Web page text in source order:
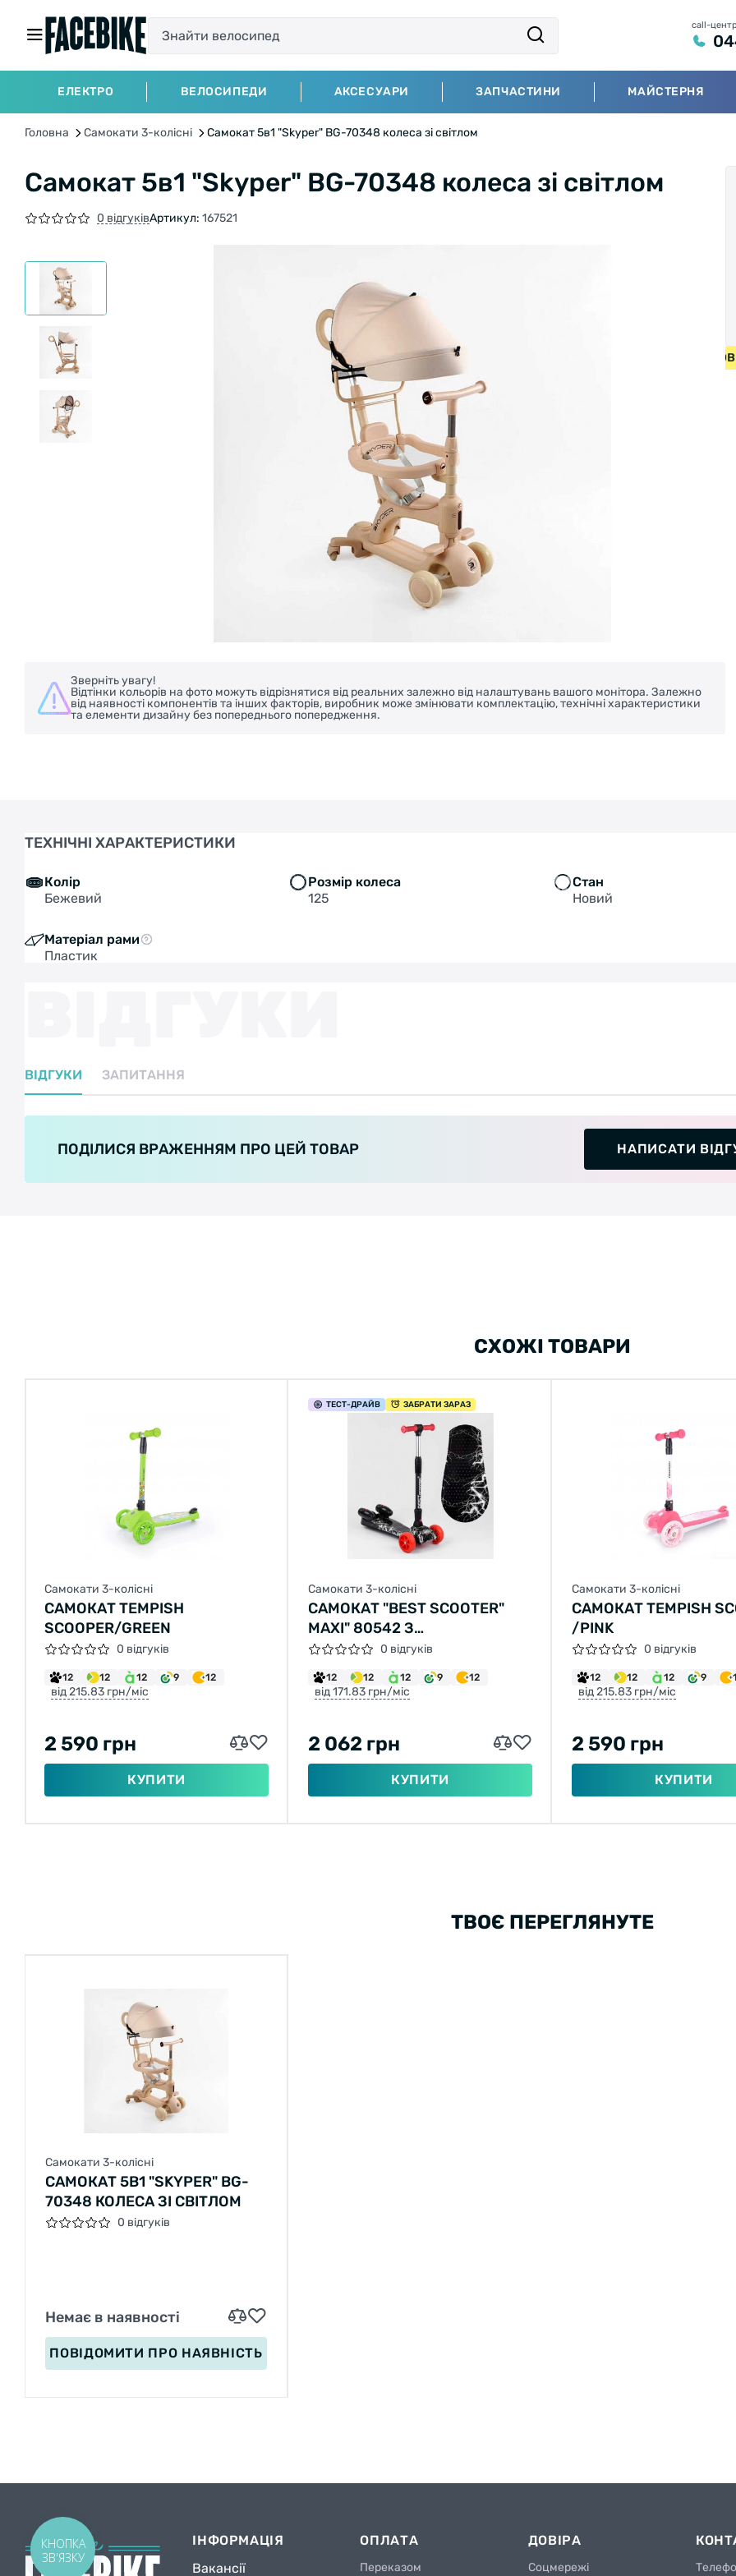
call-
ЕЛЕКТРО ВЕЛОСИПЕДИ АКСЕСУАРИ ЗАПЧАСТИНИ МАЙСТЕРНЯ
Головна Самокати 3-колісні Самокат 5в1 "Skyper" BG-70348 колеса зі світлом
Самокат 5в1 "Skyper" BG-70348 колеса зі світлом
0 відгуківАртикул: 167521
Зверніть увагу!
Відтінки кольорів на фото можуть відрізнятися від реальних залежно від налаштувань вашого монітора. Залежно
від наявності компонентів та інших факторів, виробник може змінювати комплектацію, технічні характеристики
та елементи дизайну без попереднього попередження.
БЕЗКОШТОВНА
ТЕХНІЧНІ ХАРАКТЕРИСТИКИ
Колір
Бежевий
Розмір колеса
125
Стан
Новий
Матеріал рами
Пластик
ВІДГУКИ ЗАПИТАННЯ
ПОДІЛИСЯ ВРАЖЕННЯМ ПРО ЦЕЙ ТОВАР НАПИСАТИ
СХОЖІ ТОВАРИ
Самокати 3-колісні
САМОКАТ TEMPISH
SCOOPER/GREEN
0 відгуків
12 12 12 9 12
від 215.83 грн/міс
2 590 грн
КУПИТИ
ТЕСТ-ДРАЙВ ЗАБРАТИ ЗАРАЗ
Самокати 3-колісні
САМОКАТ "BEST SCOOTER"
MAXI" 80542 З
ПАРОГЕНЕРАТОРОМ МУЗИКА,
ДИМ, ТУРБІНИ,
ПЛАСТМАСОВИЙ, КОЛЕСА PU
0 відгуків
12 12 12 9 12
від 171.83 грн/міс
2 062 грн
КУПИТИ
Самокати 3-колісні
САМОКАТ TEMPISH
/PINK
0 відгуків
12 12 12 9
від 215.83 грн/міс
2 590 грн
КУПИТИ
ТВОЄ ПЕРЕГЛЯНУТЕ
Самокати 3-колісні
САМОКАТ 5В1 "SKYPER" BG-
70348 КОЛЕСА ЗІ СВІТЛОМ
0 відгуків
Немає в наявності
ПОВІДОМИТИ ПРО НАЯВНІСТЬ
ІНФОРМАЦІЯ
Вакансії
ОПЛАТА
Переказом
ДОВІРА
Соцмережі
КНОПКА
ЗВ'ЯЗКУ